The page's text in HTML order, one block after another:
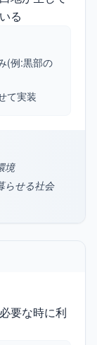
る
(例:黒部の
て実装
境
らせる社会
要な時に利